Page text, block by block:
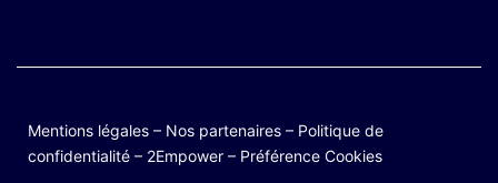
Mentions légales – Nos partenaires – Politique de
confidentialité – 2Empower – Préférence Cookies